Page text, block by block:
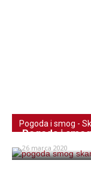
Pogoda i smog -
Pogoda i
26 marca 2020